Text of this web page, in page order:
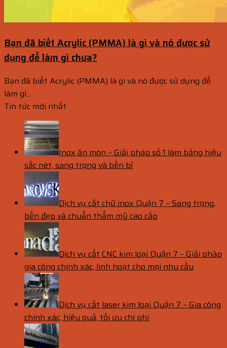
Bạn đã biết Acrylic (PMMA) là gì và nó được sử
dụng để làm gì chưa?
Bạn đã biết Acrylic (PMMA) là gì và nó được sử dụng để
làm gì...
Tin tức mới nhất
Inox ăn mòn – Giải pháp số 1 làm bảng hiệu
sắc nét, sang trọng và bền bỉ
Dịch vụ cắt chữ inox Quận 7 – Sang trọng,
bền đẹp và chuẩn thẩm mỹ cao cấp
Dịch vụ cắt CNC kim loại Quận 7 – Giải pháp
gia công chính xác, linh hoạt cho mọi nhu cầu
Dịch vụ cắt laser kim loại Quận 7 – Gia công
chính xác, hiệu quả, tối ưu chi phí